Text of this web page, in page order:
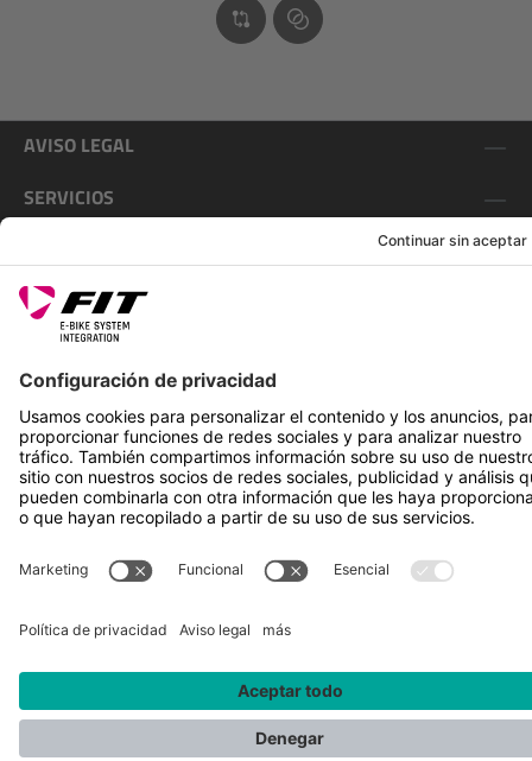
AVISO LEGAL
SERVICIOS
SÍGUENOS EN
*Precio de venta recomendado incl. IVA más gastos de envío